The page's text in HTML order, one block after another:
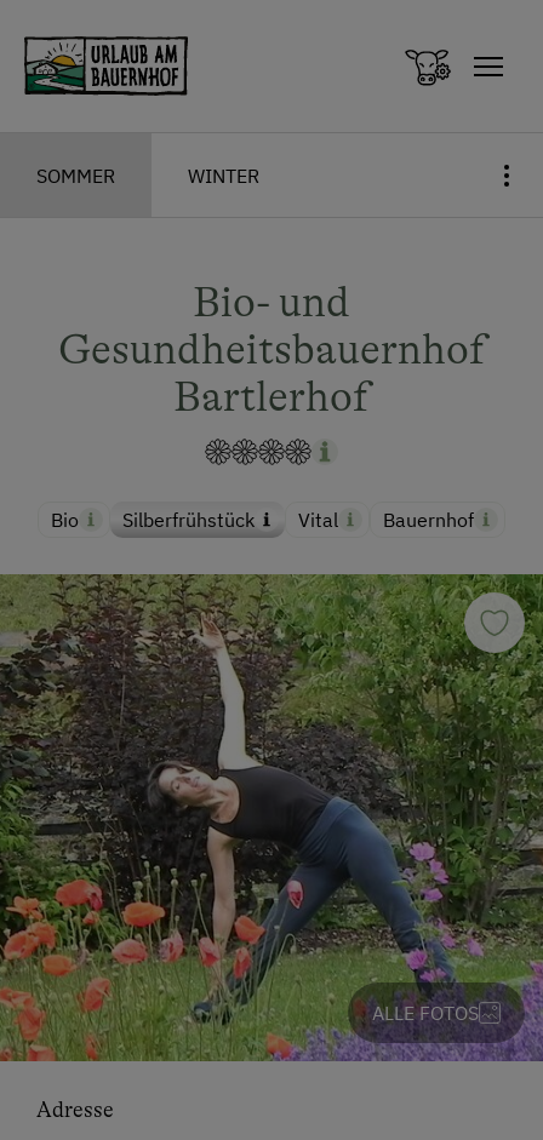
SOMMER WINTER
Bio- und
Gesundheitsbauernhof
Bartlerhof
Bio Silberfrühstück Vital Bauernhof
ALLE FOTOS
Adresse